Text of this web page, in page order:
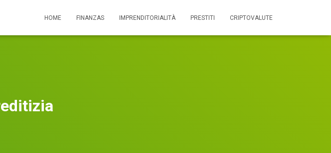
HOME FINANZAS IMPRENDITORIALITÀ PRESTITI CRIPTOVALUTE